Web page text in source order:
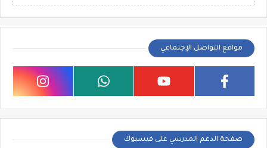
مواقع التواصل الإجتماعي
صفحة الدعم المدرسي على فيسبوك